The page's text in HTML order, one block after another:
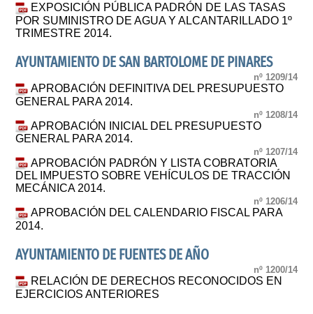
EXPOSICIÓN PÚBLICA PADRÓN DE LAS TASAS
POR SUMINISTRO DE AGUA Y ALCANTARILLADO 1º
TRIMESTRE 2014.
AYUNTAMIENTO DE SAN BARTOLOME DE PINARES
nº 1209/14
APROBACIÓN DEFINITIVA DEL PRESUPUESTO
GENERAL PARA 2014.
nº 1208/14
APROBACIÓN INICIAL DEL PRESUPUESTO
GENERAL PARA 2014.
nº 1207/14
APROBACIÓN PADRÓN Y LISTA COBRATORIA
DEL IMPUESTO SOBRE VEHÍCULOS DE TRACCIÓN
MECÁNICA 2014.
nº 1206/14
APROBACIÓN DEL CALENDARIO FISCAL PARA
2014.
AYUNTAMIENTO DE FUENTES DE AÑO
nº 1200/14
RELACIÓN DE DERECHOS RECONOCIDOS EN
EJERCICIOS ANTERIORES